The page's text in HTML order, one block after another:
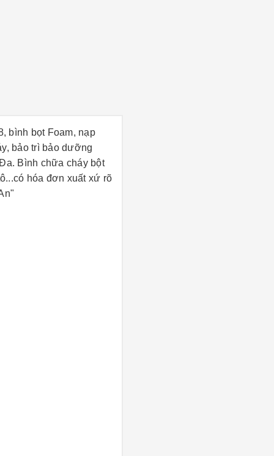
bình bọt Foam, nạp
bảo trì bảo dưỡng
Bình chữa cháy bột
hóa đơn xuất xứ rõ